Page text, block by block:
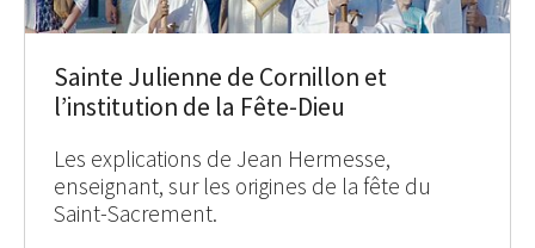
Sainte Julienne de Cornillon et
l’institution de la Fête-Dieu
Les explications de Jean Hermesse,
enseignant, sur les origines de la fête du
Saint-Sacrement.